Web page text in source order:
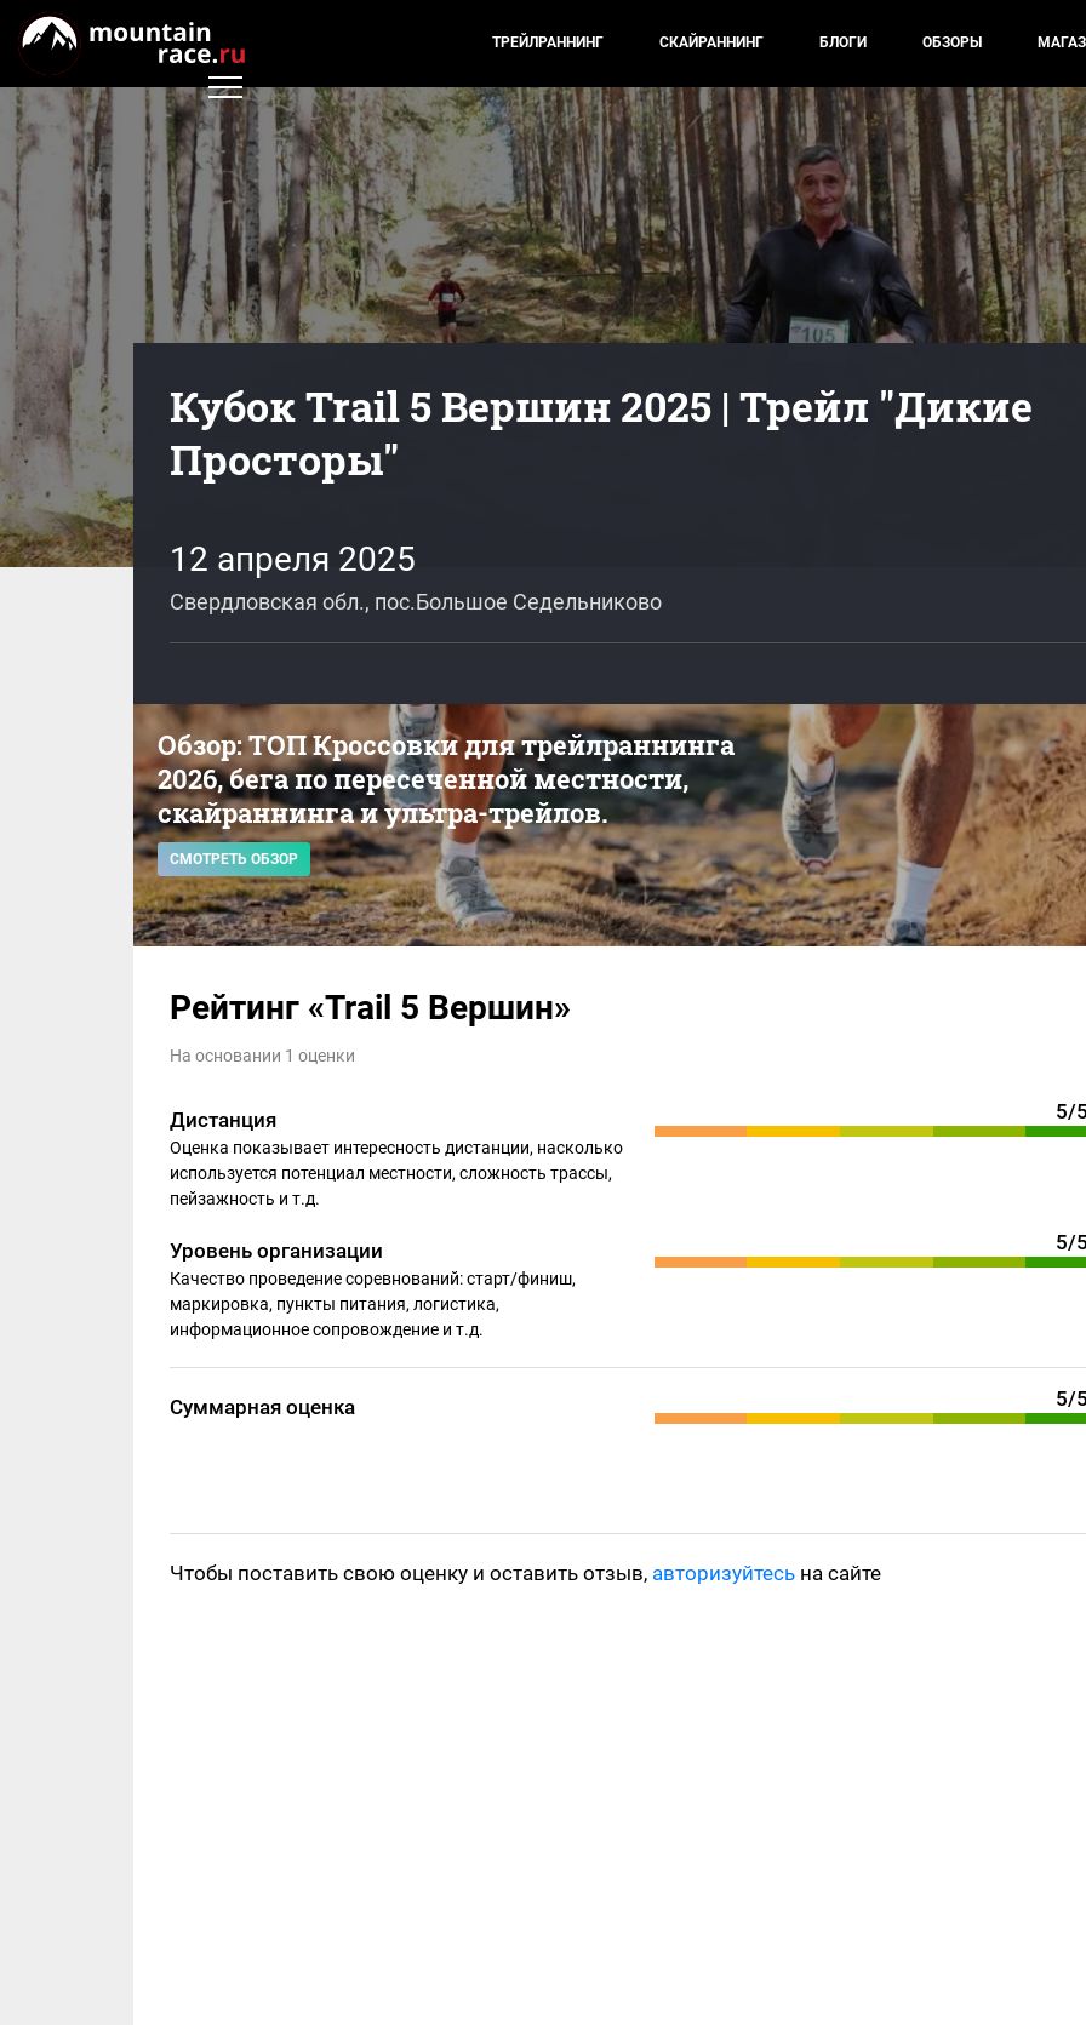
ТРЕЙЛРАННИНГ СКАЙРАННИНГ БЛОГИ ОБЗОРЫ
Кубок Trail 5 Вершин 2025 | Трейл "Дикие
Просторы"
12 апреля 2025
Свердловская обл., пос.Большое Седельниково
Обзор: ТОП Кроссовки для трейлраннинга
2026, бега по пересеченной местности,
скайраннинга и ультра-трейлов.
СМОТРЕТЬ ОБЗОР
Рейтинг «Trail 5 Вершин»
На основании 1 оценки
Дистанция
Оценка показывает интересность дистанции, насколько
используется потенциал местности, сложность трассы,
пейзажность и т.д.
5/5
Уровень организации
Качество проведение соревнований: старт/финиш,
маркировка, пункты питания, логистика,
информационное сопровождение и т.д.
5/5
Суммарная оценка 5/5
Чтобы поставить свою оценку и оставить отзыв, авторизуйтесь на сайте